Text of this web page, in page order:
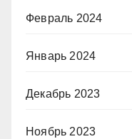
Февраль 2024
Январь 2024
Декабрь 2023
Ноябрь 2023